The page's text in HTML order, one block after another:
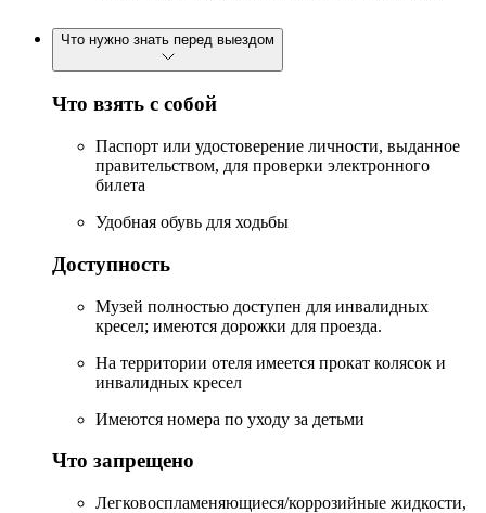
Что нужно знать перед выездом
Что взять с собой
Паспорт или удостоверение личности, выданное
правительством, для проверки электронного
билета
Удобная обувь для ходьбы
Доступность
Музей полностью доступен для инвалидных
кресел; имеются дорожки для проезда.
На территории отеля имеется прокат колясок и
инвалидных кресел
Имеются номера по уходу за детьми
Что запрещено
Легковоспламеняющиеся/коррозийные жидкости,